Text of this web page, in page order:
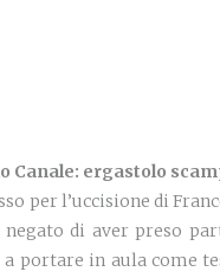
Canale: ergastolo
per l’uccisione di
negato di aver preso
portare in aula come